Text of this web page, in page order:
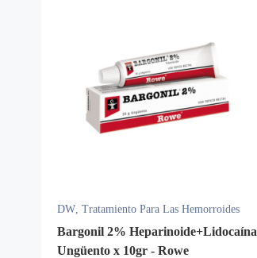
DW, Tratamiento Para Las Hemorroides
Bargonil 2% Heparinoide+Lidocaína
Ungüento x 10gr - Rowe